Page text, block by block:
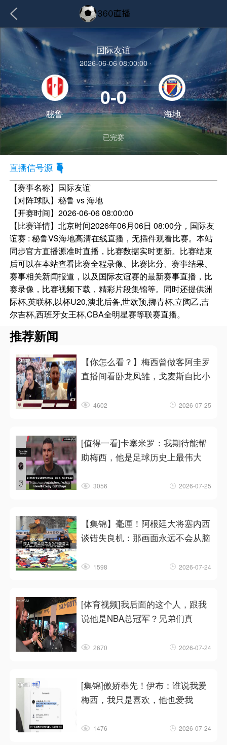
国际友谊
2026-06-06 08:00:00
秘鲁
0-0
海地
已完赛
直播信号源
【赛事名称】 国际友谊
【对阵球队】秘鲁 vs 海地
【开赛时间】2026-06-06 08:00:00
【比赛详情】北京时间2026年06月06日 08:00分，国际友
谊赛 : 秘鲁VS海地高清在线直播，无插件观看比赛。本站
同步官方直播源准时直播，比赛数据实时更新。比赛结束
后可以在本站查看比赛全程录像、比赛比分、赛事结果、
赛事相关新闻报道，以及国际友谊赛的最新赛事直播，比
赛录像，比赛视频下载，精彩片段集锦等。同时还提供洲
际杯,英联杯,以杯U20,澳北后备,世欧预,挪青杯,立陶乙,吉
尔吉杯,西班牙女王杯,CBA全明星赛等联赛直播。
推荐新闻
【你怎么看？】梅西曾做客阿圭罗
直播间看卧龙凤雏，戈麦斯自比小
4602 2026-07-25
[值得一看]卡塞米罗：我期待能帮
助梅西，他是足球历史上最伟大
3056 2026-07-25
【集锦】毫厘！阿根廷大将塞内西
谈错失良机：那画面永远不会从脑
1598 2026-07-24
[体育视频]我后面的这个人，跟我
说他是NBA总冠军？兄弟们真
2670 2026-07-24
[集锦]傲娇奉先！伊布：谁说我爱
梅西，我只是喜欢，他也爱我
1476 2026-07-24